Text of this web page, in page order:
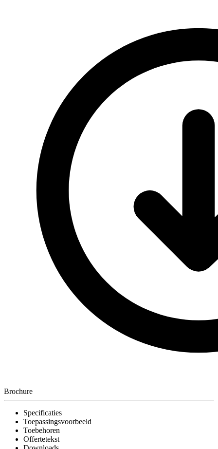
Brochure
Specificaties
Toepassingsvoorbeeld
Toebehoren
Offertetekst